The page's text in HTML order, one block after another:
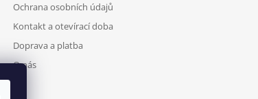
Ochrana osobních údajů
Kontakt a otevírací doba
Doprava a platba
O nás